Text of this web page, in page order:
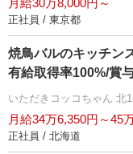
月給30万8,000円～
正社員 / 東京都
焼鳥バルのキッチン
有給取得率100%/賞
いただきコッコちゃん 北
月給34万6,350円～45
正社員 / 北海道